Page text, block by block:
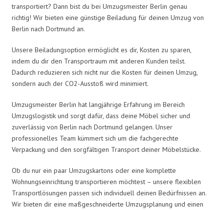
transportiert? Dann bist du bei Umzugsmeister Berlin genau
richtig! Wir bieten eine günstige Beiladung für deinen Umzug von
Berlin nach Dortmund an.
Unsere Beiladungsoption ermöglicht es dir, Kosten zu sparen,
indem du dir den Transportraum mit anderen Kunden teilst.
Dadurch reduzieren sich nicht nur die Kosten für deinen Umzug,
sondern auch der CO2-Ausstoß wird minimiert.
Umzugsmeister Berlin hat langjährige Erfahrung im Bereich
Umzugslogistik und sorgt dafür, dass deine Möbel sicher und
zuverlässig von Berlin nach Dortmund gelangen. Unser
professionelles Team kümmert sich um die fachgerechte
Verpackung und den sorgfältigen Transport deiner Möbelstücke.
Ob du nur ein paar Umzugskartons oder eine komplette
Wohnungseinrichtung transportieren möchtest – unsere flexiblen
Transportlösungen passen sich individuell deinen Bedürfnissen an.
Wir bieten dir eine maßgeschneiderte Umzugsplanung und einen